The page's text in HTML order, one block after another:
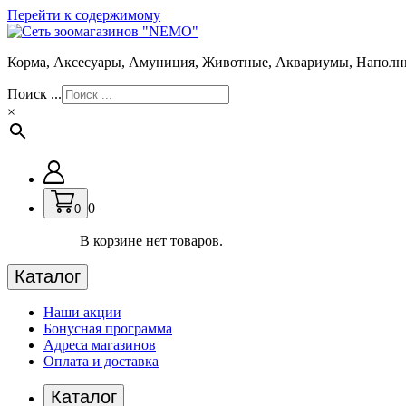
Перейти к содержимому
Корма, Аксесуары, Амуниция, Животные, Аквариумы,
Поиск ...
×
0 0
В корзине нет товаров.
Каталог
Наши акции
Бонусная программа
Адреса магазинов
Оплата и доставка
Каталог